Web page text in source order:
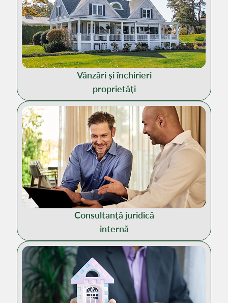
Vânzări și închirieri
proprietăți
Consultanță juridică
internă